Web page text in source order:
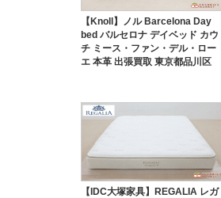
【Knoll】ノル Barcelona Day
bed バルセロナ デイベッド カウ
チ ミース・ファン・デル・ロー
エ 本革 出張買取 東京都品川区
【IDC大塚家具】REGALIA レガ